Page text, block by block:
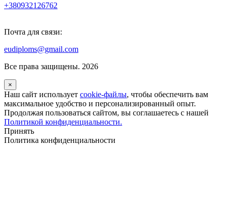
+380932126762
Почта для связи:
eudiploms@gmail.com
Все права защищены. 2026
×
Наш сайт использует cookie-файлы, чтобы обеспечить вам
максимальное удобство и персонализированный опыт.
Продолжая пользоваться сайтом, вы соглашаетесь с нашей
Политикой конфиденциальности.
Принять
Политика конфиденциальности